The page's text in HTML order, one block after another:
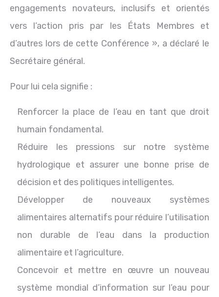
engagements novateurs, inclusifs et orientés
vers l’action pris par les États Membres et
d’autres lors de cette Conférence », a déclaré le
Secrétaire général.
Pour lui cela signifie :
Renforcer la place de l’eau en tant que droit
humain fondamental.
Réduire les pressions sur notre système
hydrologique et assurer une bonne prise de
décision et des politiques intelligentes.
Développer de nouveaux systèmes
alimentaires alternatifs pour réduire l’utilisation
non durable de l’eau dans la production
alimentaire et l’agriculture.
Concevoir et mettre en œuvre un nouveau
système mondial d’information sur l’eau pour